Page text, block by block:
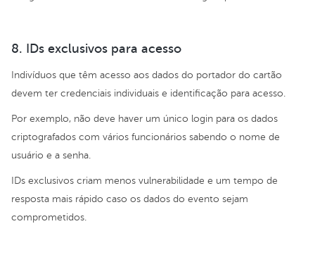
8. IDs exclusivos para acesso
Indivíduos que têm acesso aos dados do portador do cartão
devem ter credenciais individuais e identificação para acesso.
Por exemplo, não deve haver um único login para os dados
criptografados com vários funcionários sabendo o nome de
usuário e a senha.
IDs exclusivos criam menos vulnerabilidade e um tempo de
resposta mais rápido caso os dados do evento sejam
comprometidos.